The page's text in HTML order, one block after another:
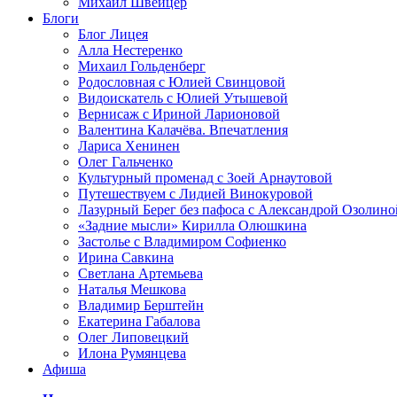
Блоги
Блог Лицея
Алла Нестеренко
Михаил Гольденберг
Родословная с Юлией Свинцовой
Видоискатель с Юлией Утышевой
Вернисаж с Ириной Ларионовой
Валентина Калачёва. Впечатления
Лариса Хенинен
Олег Гальченко
Культурный променад с Зоей Арнаутовой
Путешествуем с Лидией Винокуровой
Лазурный Берег без пафоса с Александрой
«Задние мысли» Кирилла Олюшкина
Застолье с Владимиром Софиенко
Ирина Савкина
Светлана Артемьева
Наталья Мешкова
Владимир Берштейн
Екатерина Габалова
Олег Липовецкий
Илона Румянцева
Афиша